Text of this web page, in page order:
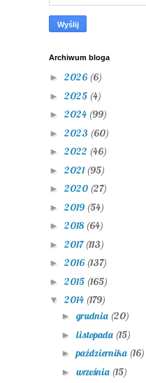
Archiwum bloga
► 2026 (6)
► 2025 (4)
► 2024 (99)
► 2023 (60)
► 2022 (46)
► 2021 (95)
► 2020 (27)
► 2019 (54)
► 2018 (64)
► 2017(113)
► 2016 (137)
► 2015 (165)
▼ 2014 (179)
► grudnia (20)
► listopada (15)
►października (16)
► września (15)